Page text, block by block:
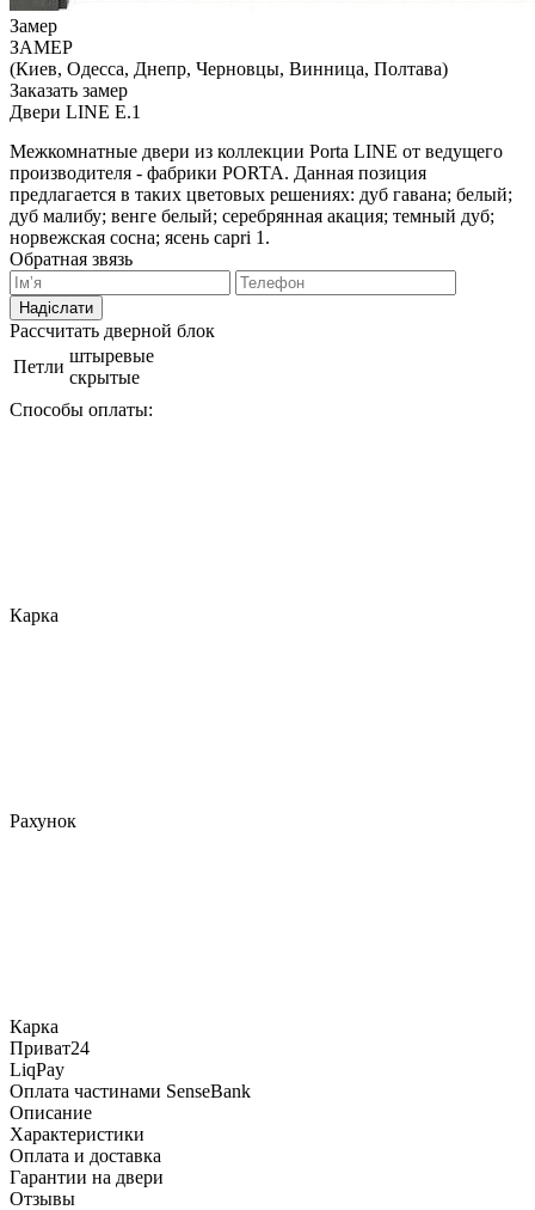
Замер
ЗАМЕР
(Киев, Одесса, Днепр, Черновцы, Винница, Полтава)
Заказать замер
Двери LINE E.1
Межкомнатные двери из коллекции Porta LINE от ведущего
производителя - фабрики PORTA. Данная позиция
предлагается в таких цветовых решениях: дуб гавана; белый;
дуб малибу; венге белый; серебрянная акация; темный дуб;
норвежская сосна; ясень capri 1.
Обратная звязь
Надіслати
Рассчитать дверной блок
Петли
штыревые
скрытые
Способы оплаты:
Карка
Рахунок
Карка
Приват24
LiqPay
Оплата частинами SenseBank
Описание
Характеристики
Оплата и доставка
Гарантии на двери
Отзывы